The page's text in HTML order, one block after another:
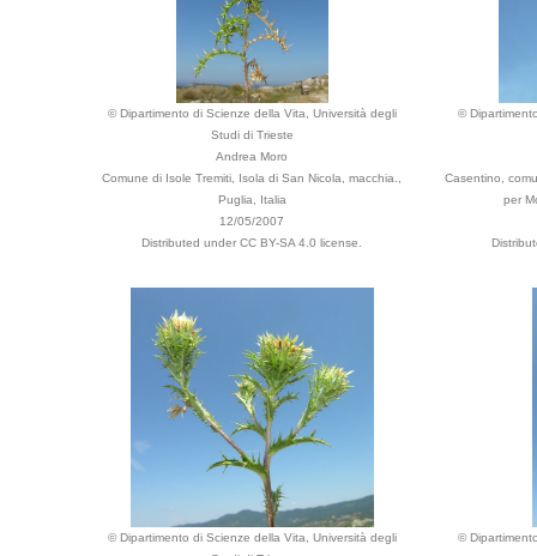
© Dipartimento di Scienze della Vita, Università degli
Studi di Trieste
Andrea Moro
Comune di Isole Tremiti, Isola di San Nicola, macchia.,
Puglia, Italia
12/05/2007
Distributed under CC BY-SA 4.0 license.
©
Casentino,
per
© Dipartimento di Scienze della Vita, Università degli
©